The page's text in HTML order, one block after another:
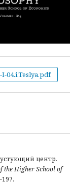
I-04.i.Teslya.pdf
центр.
the Higher School of
197.